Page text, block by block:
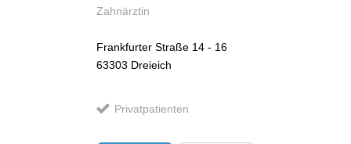
Zahnärztin
Frankfurter Straße 14 - 16
63303 Dreieich
Privatpatienten